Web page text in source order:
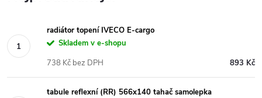
radiátor topení IVECO E-cargo
Skladem v e-shopu
893 Kč
738 Kč bez DPH
tabule reflexní (RR) 566x140 tahač samolepka